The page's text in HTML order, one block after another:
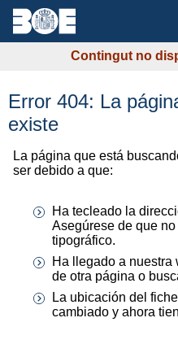
Contingut no
Error 404: La
existe
La página que está
ser debido a que:
Ha tecleado la
Asegúrese de que
tipográfico.
Ha llegado a nuestra
de otra página o
La ubicación del
cambiado y ahora